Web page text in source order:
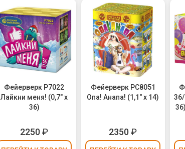
Фейерверк Р7022
Лайкни меня! (0,7" х
36)
2250₽
Фейерверк РС8051
Опа! Анапа! (1,1" х 14)
2350₽